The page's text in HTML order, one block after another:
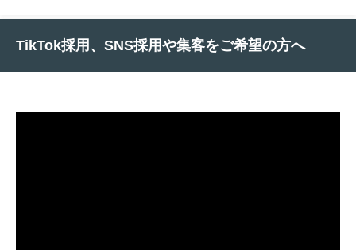
TikTok採用、SNS採用や集客をご希望の方へ